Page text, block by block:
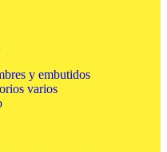
y embutidos
varios